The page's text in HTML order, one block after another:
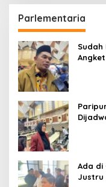
Parlementaria
Sudah
Ada di
Justru